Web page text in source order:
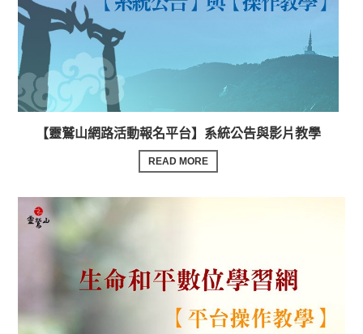
【靈鷲山網路活動報名平台】系統公告與影片教學
READ MORE